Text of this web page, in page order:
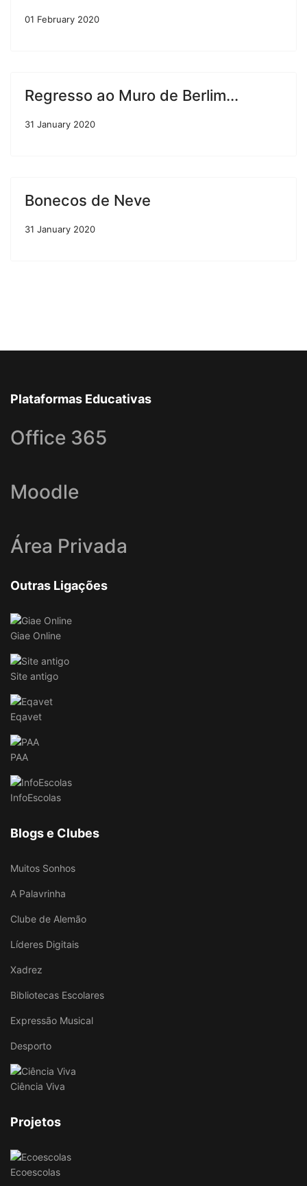
01 February 2020
Regresso ao Muro de Berlim...
31 January 2020
Bonecos de Neve
31 January 2020
Plataformas Educativas
Office 365
Moodle
Área Privada
Outras Ligações
Giae Online
Site antigo
Eqavet
PAA
InfoEscolas
Blogs e Clubes
Muitos Sonhos
A Palavrinha
Clube de Alemão
Líderes Digitais
Xadrez
Bibliotecas Escolares
Expressão Musical
Desporto
Ciência Viva
Projetos
Ecoescolas